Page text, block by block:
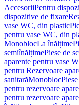
AccesoriiPentru
dispozitive de fixare
vase WC, din plastic
pentru vase WC, din
MonoblocLa înălțime
semiînălțimePiese de
aparente pentru vase
pentru Rezervoare
sanitarăMonobloc
pentru rezervoare
pentru rezervoare